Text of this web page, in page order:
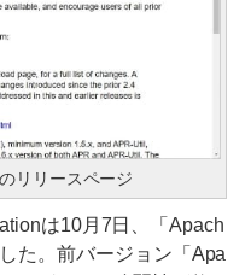
リリースページ
は10月7日、「Apach
た。前バージョン「Apa